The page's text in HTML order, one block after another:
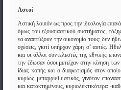
Αστοί
Αστική λοιπόν ως προς την ιδεολογία
όμως του εξουσιαστικού συστήματος,
να αναπτύξουν την οικονομία τους: δεν
σχέσεις, γιατί υπήρχαν χάρη σ’ αυτές.
και οι άλλοι συντελεστές της εθνικής
την έδωσαν όσοι μετείχαν στην κίνηση
ίδιας κοπής και ο διαφωτισμός στον
κυρίως μεταρρυθμιστικός, γινόταν
και κατακτημένους, κυριολεκτικότερα -